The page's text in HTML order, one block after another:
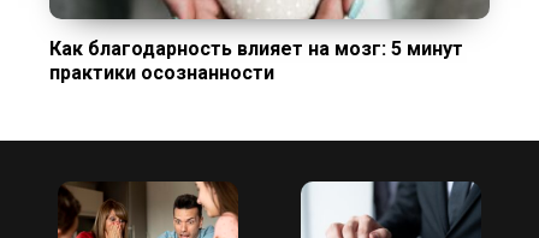
Как благодарность влияет на мозг: 5 минут
практики осознанности